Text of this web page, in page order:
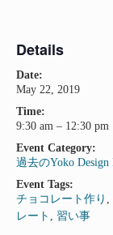
Details
Date:
May 22, 2019
Time:
9:30 am – 12:30 pm
Event Category:
過去のYoko
Event Tags:
チョコレート作り
レート
習い事